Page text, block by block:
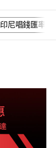
印尼唱錢匯率